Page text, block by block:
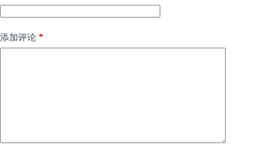
添加评论 *